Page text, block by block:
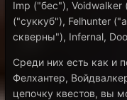
Imp ("бес"),
("суккуб"), Felhunter
скверны"), Infernal,
Среди них есть как и
Фелхантер,
цепочку квестов, вы